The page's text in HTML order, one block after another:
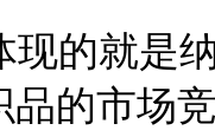
的就是
品的市场